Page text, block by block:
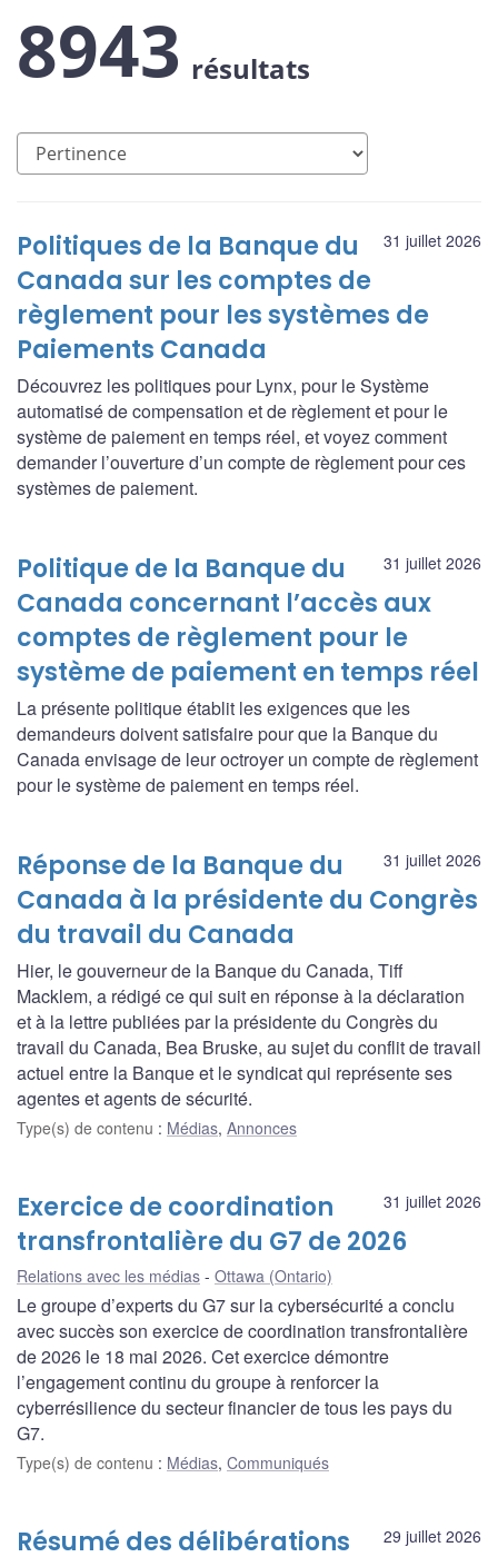
8943 résultats
31 juillet 2026
Politiques de la Banque du
Canada sur les comptes de
règlement pour les systèmes de
Paiements Canada
Découvrez les politiques pour Lynx, pour le Système
automatisé de compensation et de règlement et pour le
système de paiement en temps réel, et voyez comment
demander l’ouverture d’un compte de règlement pour ces
systèmes de paiement.
31 juillet 2026
Politique de la Banque du
Canada concernant l’accès aux
comptes de règlement pour le
système de paiement en temps réel
La présente politique établit les exigences que les
demandeurs doivent satisfaire pour que la Banque du
Canada envisage de leur octroyer un compte de règlement
pour le système de paiement en temps réel.
31 juillet 2026
Réponse de la Banque du
Canada à la présidente du Congrès
du travail du Canada
Hier, le gouverneur de la Banque du Canada, Tiff
Macklem, a rédigé ce qui suit en réponse à la déclaration
et à la lettre publiées par la présidente du Congrès du
travail du Canada, Bea Bruske, au sujet du conflit de travail
actuel entre la Banque et le syndicat qui représente ses
agentes et agents de sécurité.
Type(s) de contenu : Médias, Annonces
31 juillet 2026
Exercice de coordination
transfrontalière du G7 de 2026
Relations avec les médias Ottawa (Ontario)
Le groupe d’experts du G7 sur la cybersécurité a conclu
avec succès son exercice de coordination transfrontalière
de 2026 le 18 mai 2026. Cet exercice démontre
l’engagement continu du groupe à renforcer la
cyberrésilience du secteur financier de tous les pays du
G7.
Type(s) de contenu : Médias, Communiqués
29 juillet 2026
Résumé des délibérations